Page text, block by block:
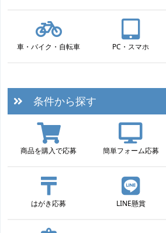
車・バイク・自転車 PC・スマホ
条件から探す
商品を購入で応募 簡単フォーム応募
はがき応募 LINE懸賞